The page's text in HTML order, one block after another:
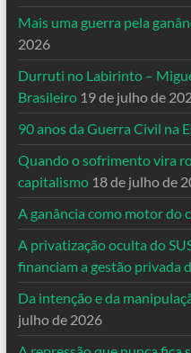
Mais uma guerra pela
2026
Durruti no Labirinto –
Brasileiro 19 de julho de
90 anos da Guerra Civil na
Quando o sofrimento vira
capitalismo 18 de julho de
A ganância como motor do
A privatização oculta do
financiam a gestão privada
Da intenção e da
julho de 2026